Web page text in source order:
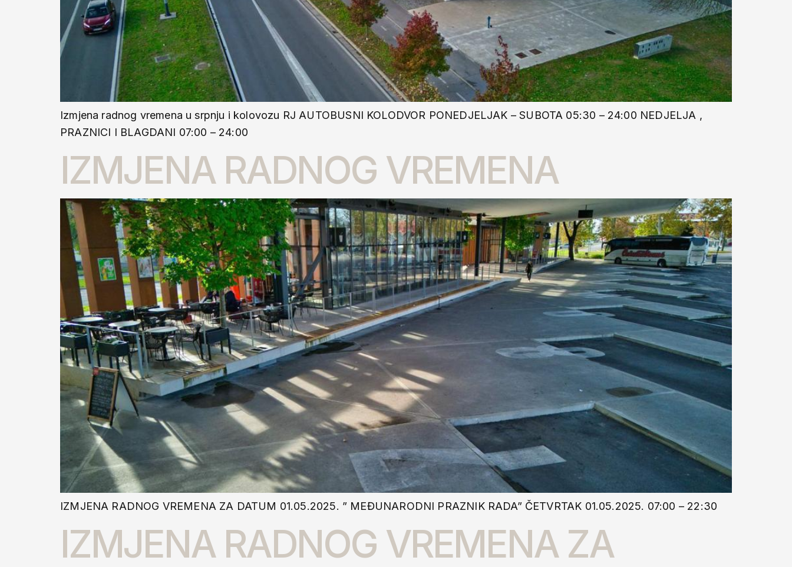
Izmjena radnog vremena u srpnju i kolovozu RJ AUTOBUSNI KOLODVOR PONEDJELJAK – SUBOTA 05:30 – 24:00 NEDJELJA ,
PRAZNICI I BLAGDANI 07:00 – 24:00
IZMJENA RADNOG VREMENA
IZMJENA RADNOG VREMENA ZA DATUM 01.05.2025. ” MEĐUNARODNI PRAZNIK RADA” ČETVRTAK 01.05.2025. 07:00 – 22:30
IZMJENA RADNOG VREMENA ZA